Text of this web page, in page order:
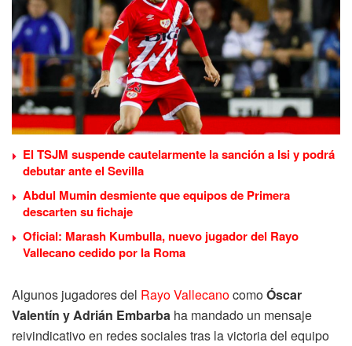
El TSJM suspende cautelarmente la sanción a Isi y podrá
debutar ante el Sevilla
Abdul Mumin desmiente que equipos de Primera
descarten su fichaje
Oficial: Marash Kumbulla, nuevo jugador del Rayo
Vallecano cedido por la Roma
Algunos jugadores del Rayo VallecanocomoÓscar
Valentín y Adrián Embarba ha mandado un mensaje
reivindicativo en redes sociales tras la victoria del equipo